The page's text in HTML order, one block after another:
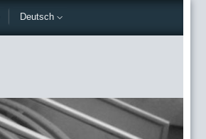
Deutsch